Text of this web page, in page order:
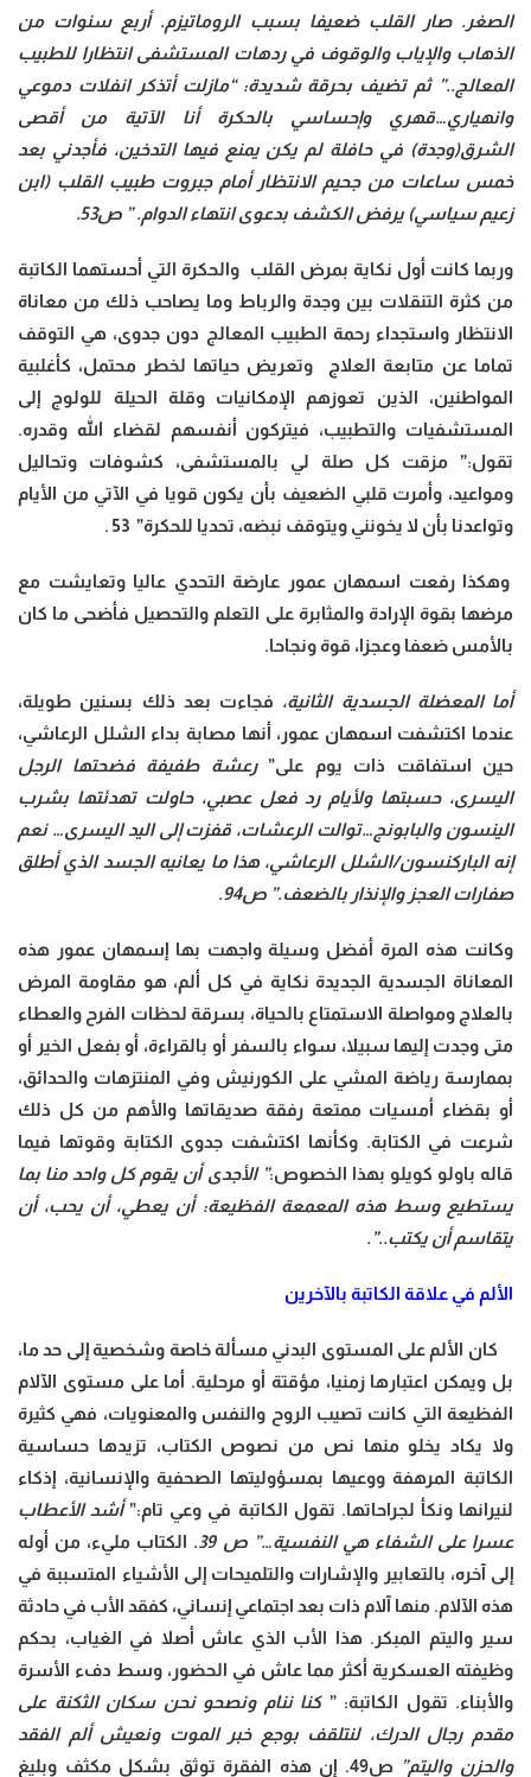
الصغر. صار القلب ضعيفا بسبب الروماتيزم. أربع سنوات من
الذهاب والإياب والوقوف في ردهات المستشفى انتظارا للطبيب
المعالج..” ثم تضيف بحرقة شديدة: “مازلت أتذكر انفلات دموعي
وانهياري…قهري وإحساسي بالحكرة أنا الآتية من أقصى
الشرق(وجدة) في حافلة لم يكن يمنع فيها التدخين، فأجدني بعد
خمس ساعات من جحيم الانتظار أمام جبروت طبيب القلب (ابن
زعيم سياسي) يرفض الكشف بدعوى انتهاء الدوام. ” ص53.
وربما كانت أول نكاية بمرض القلب والحكرة التي أحستهما الكاتبة
من كثرة التنقلات بين وجدة والرباط وما يصاحب ذلك من معاناة
الانتظار واستجداء رحمة الطبيب المعالج دون جدوى، هي التوقف
تماما عن متابعة العلاج وتعريض حياتها لخطر محتمل، كأغلبية
المواطنين، الذين تعوزهم الإمكانيات وقلة الحيلة للولوج إلى
المستشفيات والتطبيب، فيتركون أنفسهم لقضاء الله وقدره.
تقول:” مزقت كل صلة لي بالمستشفى، كشوفات وتحاليل
ومواعيد، وأمرت قلبي الضعيف بأن يكون قويا في الآتي من الأيام
وتواعدنا بأن لا يخونني ويتوقف نبضه، تحديا للحكرة” 53 .
وهكذا رفعت اسمهان عمور عارضة التحدي عاليا وتعايشت مع
مرضها بقوة الإرادة والمثابرة على التعلم والتحصيل فأضحى ما كان
بالأمس ضعفا وعجزا، قوة ونجاحا.
أما المعضلة الجسدية الثانية، فجاءت بعد ذلك بسنين طويلة،
عندما اكتشفت اسمهان عمور، أنها مصابة بداء الشلل الرعاشي،
حين استفاقت ذات يوم على”رعشة طفيفة فضحتها الرجل
اليسرى، حسبتها ولأيام رد فعل عصبي، حاولت تهدئتها بشرب
الينسون والبابونج…توالت الرعشات، قفزت إلى اليد اليسرى… نعم
إنه الباركنسون/الشلل الرعاشي، هذا ما يعانيه الجسد الذي أطلق
صفارات العجز والإنذار بالضعف.” ص94.
وكانت هذه المرة أفضل وسيلة واجهت بها إسمهان عمور هذه
المعاناة الجسدية الجديدة نكاية في كل ألم، هو مقاومة المرض
بالعلاج ومواصلة الاستمتاع بالحياة، بسرقة لحظات الفرح والعطاء
متى وجدت إليها سبيلا، سواء بالسفر أو بالقراءة، أو بفعل الخير أو
بممارسة رياضة المشي على الكورنيش وفي المنتزهات والحدائق،
أو بقضاء أمسيات ممتعة رفقة صديقاتها والأهم من كل ذلك
شرعت في الكتابة. وكأنها اكتشفت جدوى الكتابة وقوتها فيما
قاله باولو كويلو بهذا الخصوص:” الأجدى أن يقوم كل واحد منا بما
يستطيع وسط هذه المعمعة الفظيعة: أن يعطي، أن يحب، أن
يتقاسم أن يكتب..”.
الألم في علاقة الكاتبة بالآخرين
كان الألم على المستوى البدني مسألة خاصة وشخصية إلى حد ما،
بل ويمكن اعتبارها زمنيا، مؤقتة أو مرحلية. أما على مستوى الآلام
الفظيعة التي كانت تصيب الروح والنفس والمعنويات، فهي كثيرة
ولا يكاد يخلو منها نص من نصوص الكتاب، تزيدها حساسية
الكاتبة المرهفة ووعيها بمسؤوليتها الصحفية والإنسانية، إذكاء
لنيرانها ونكأ لجراحاتها. تقول الكاتبة في وعي تام:”أشد الأعطاب
عسرا على الشفاء هي النفسية…” ص 39.
الكتاب مليء، من أوله
إلى آخره، بالتعابير والإشارات والتلميحات إلى الأشياء المتسببة في
هذه الآلام. منها آلام ذات بعد اجتماعي إنساني، كفقد الأب في حادثة
سير واليتم المبكر. هذا الأب الذي عاش أصلا في الغياب، بحكم
وظيفته العسكرية أكثر مما عاش في الحضور، وسط دفء الأسرة
والأبناء. تقول الكاتبة: ”كنا ننام ونصحو نحن سكان الثكنة على
مقدم رجال الدرك، لنتلقف بوجع خبر الموت ونعيش ألم الفقد
والحزن واليتم”
ص49. إن هذه الفقرة توثق بشكل مكثف وبليغ